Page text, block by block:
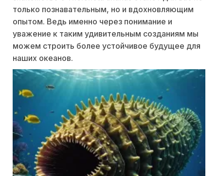
только познавательным, но и вдохновляющим
опытом. Ведь именно через понимание и
уважение к таким удивительным созданиям мы
можем строить более устойчивое будущее для
наших океанов.